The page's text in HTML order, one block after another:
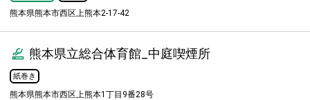
熊本県熊本市西区上熊本2-17-42
熊本県立総合体育館_中庭喫煙所
紙巻き
熊本県熊本市西区上熊本1丁目9番28号